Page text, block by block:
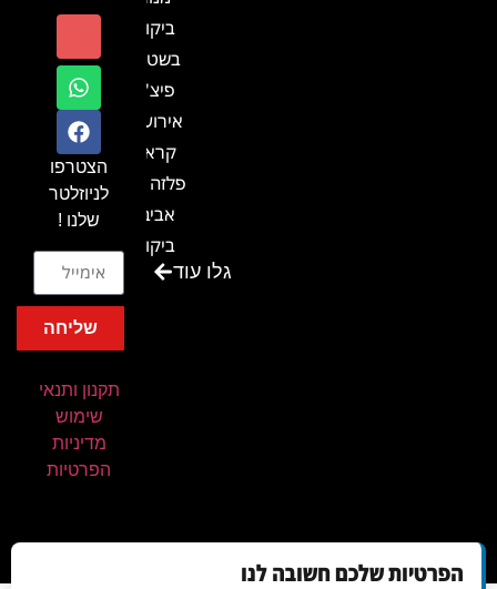
ביקור
בשטח-
פיצ'ר
אירועים
קראון
פלזה תל
אביב-
ביקור
בכנסגלו עוד
הצטרפו
לניוזלטר
שלנו !
שליחה
תקנון ותנאי
שימוש
מדיניות
הפרטיות
הפרטיות שלכם חשובה לנו